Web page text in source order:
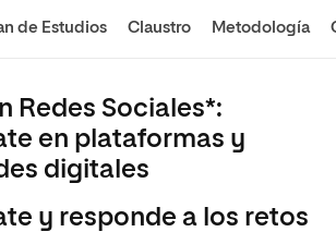
de Estudios Claustro Metodología
Redes Sociales*:
en plataformas y
digitales
y responde a los retos